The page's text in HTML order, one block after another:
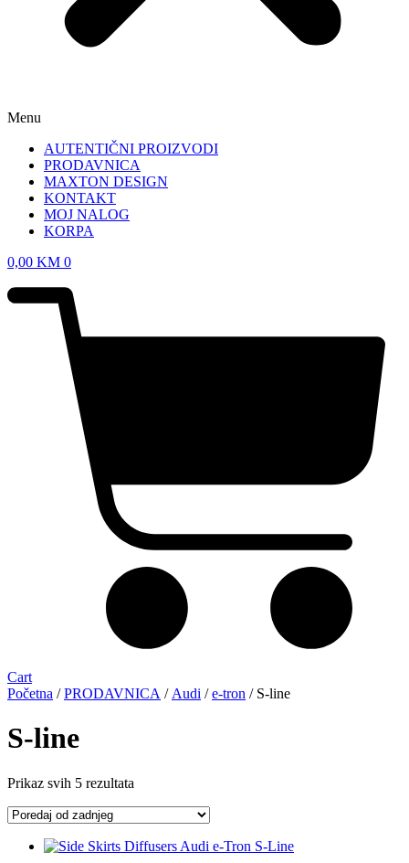
Menu
AUTENTIČNI PROIZVODI
PRODAVNICA
MAXTON DESIGN
KONTAKT
MOJ NALOG
KORPA
0,00 KM 0
Cart
Početna /PRODAVNICA / Audi /e-tron / S-line
S-line
Prikaz svih 5 rezultata